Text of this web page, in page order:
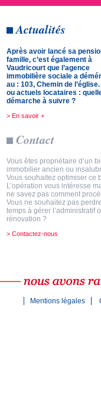
Actualités
Après avoir lancé sa
famille, c’est également à
Vaudricourt que l’agence
immobilière sociale a
au : 103, Chemin de
ou actuels locataires :
démarche à suivre ?
> En savoir +
Contact
Vous êtes propriétaire d’un
immobilier ancien ou
Vous souhaitez optimiser ce
L’opération vous intéresse
ne savez pas comment
Vous ne souhaitez pas
temps à gérer l’administratif
rénovation ?
> Contactez-nous
Mentions légales